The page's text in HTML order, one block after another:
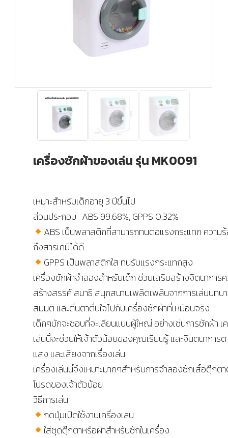
เครื่องซักผ้าของเล่น รุ่น MK0091
เหมาะสำหรับเด็กอายุ 3 ปีขึ้นไป
ส่วนประกอบ : ABS 99.68%, GPPS 0.32%
ABS เป็นพลาสติกที่สามารถทนต่อแรงกระแทก ความ
ถึงสารเคมีได้ดี
GPPS เป็นพลาสติกใส ทนรับแรงกระแทกสูง
เครื่องซักผ้าจำลองสำหรับเด็ก ช่วยเสริมสร้างจิตนาการ
สร้างสรรค์ สมาธิ สนุกสนานเพลิดเพลินจากการเล่นบทบ
สมมติ และตื่นตาตื่นใจไปกับเครื่องซักผ้าที่เหมือนจริง
เด็กๆมักจะชอบที่จะเลียนแบบผู้ใหญ่ อย่างเช่นการซักผ้า เ
เล่นนี้จะช่วยให้เจ้าตัวน้อยของคุณเรียนรู้ และจินตนาการ
แสง และเสียงจากเรื่องเล่น
เครื่องเล่นนี้จึงเหมาะมากๆสำหรับการจำลองซักเสื้อตุ๊กต
โปรดของเจ้าตัวน้อย
วิธีการเล่น
กดปุ่มเปิดใช้งานเครื่องเล่น
ใส่ชุดตุ๊กตาหรือผ้าสำหรับซักในเครื่อง